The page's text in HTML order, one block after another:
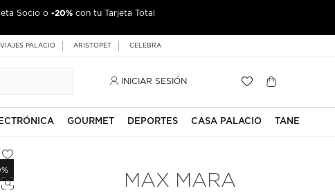
Socio o -20% con tu Tarjeta Total
VIAJES PALACIO ARISTOPET CELEBRA
INICIAR SESIÓN
GOURMET DEPORTES CASA PALACIO TANE
MAX MARA